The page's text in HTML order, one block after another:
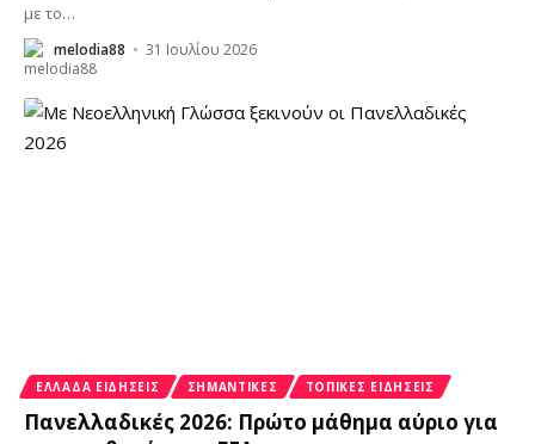
με το…
melodia88 31 Ιουλίου 2026
ΕΛΛΆΔΑ ΕΙΔΉΣΕΙΣ ΣΗΜΑΝΤΙΚΈΣ ΤΟΠΙΚΈΣ ΕΙΔΉΣΕΙΣ
Πανελλαδικές 2026: Πρώτο μάθημα αύριο για